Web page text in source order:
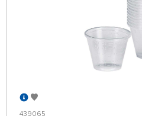
439065